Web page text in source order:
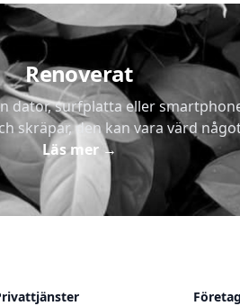
Renoverat
dator, surfplatta eller
skräpar, den kan vara värd
Läs mer→